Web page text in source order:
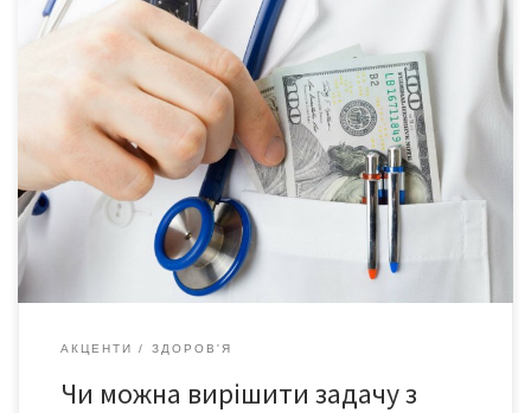
У цьому вкотре переконалася під час зборів трудового
колективу обласної комунальної установи «Чернівецький
обласний ендокринологічний центр» – колективу, який завжди
відзначався згуртованістю, тому вже кілька разів відбив атаки-
зазіхання на свої приміщення. Нині йшлося про реорганізацію
закладу шляхом перетворення на обласне комунальне
некомерційне підприємство «Чернівецький обласний
ендокринологічний центр». Принаймні так […]
АКЦЕНТИ ЗДОРОВ'Я
Чи можна вирішити задачу з